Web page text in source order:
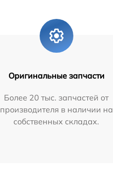
Оригинальные запчасти
Более 20 тыс. запчастей от
производителя в наличии на
собственных складах.